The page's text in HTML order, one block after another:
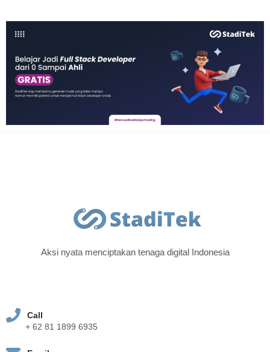
Aksi nyata menciptakan tenaga digital Indonesia
Call
+ 62 81 1899 6935